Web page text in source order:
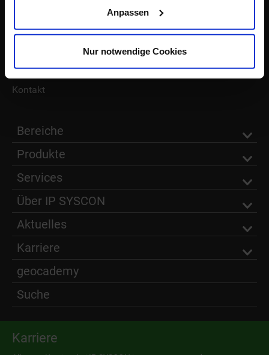
Anpassen
Nur notwendige Cookies
Tel.:+49 511 850303-0
info@ipsyscon.de
Kontakt
Bereiche
Produkte
Services
Über IP SYSCON
Aktuelles
Karriere
geocademy
Suche
Karriere